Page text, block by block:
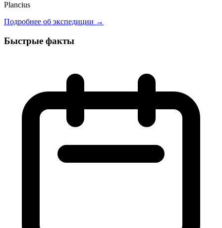
Plancius
Подробнее об экспедиции →
Быстрые факты